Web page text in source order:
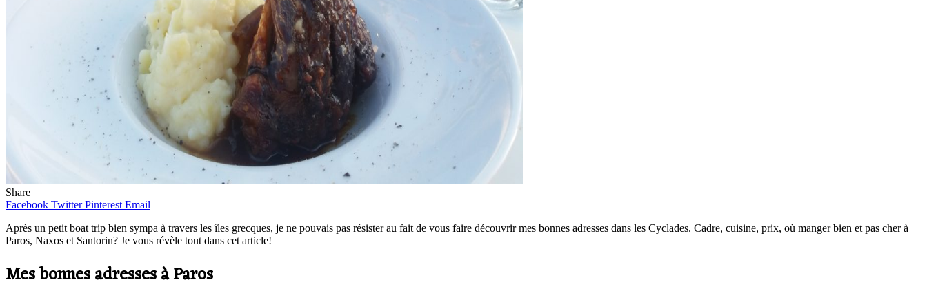
Share
Facebook Twitter Pinterest Email
Après un petit boat trip bien sympa à travers les îles grecques, je ne pouvais pas résister au fait de vous faire découvrir mes bonnes adresses dans les Cyclades. Cadre, cuisine, prix, où manger bien et pas cher à
Paros, Naxos et Santorin? Je vous révèle tout dans cet article!
Mes bonnes adresses à Paros